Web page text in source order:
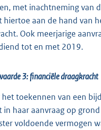
met inachtneming van
hiertoe aan de hand van
Ook meerjarige
tot en met 2019.
3: financiële draagkracht
het toekennen van een
in haar aanvraag op
voldoende vermogen